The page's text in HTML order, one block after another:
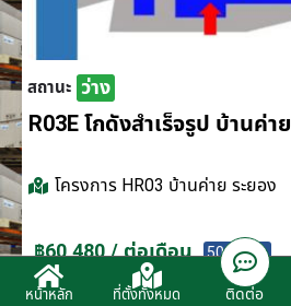
สถานะ ว่าง
R03E โกดังสำเร็จรูป บ้านค่า
โครงการ HR03 บ้านค่าย ระยอง
฿60,480 / ต่อเดือน 500 ตรม.
หน้าหลัก ที่ตั้งทั้งหมด ติดต่อ